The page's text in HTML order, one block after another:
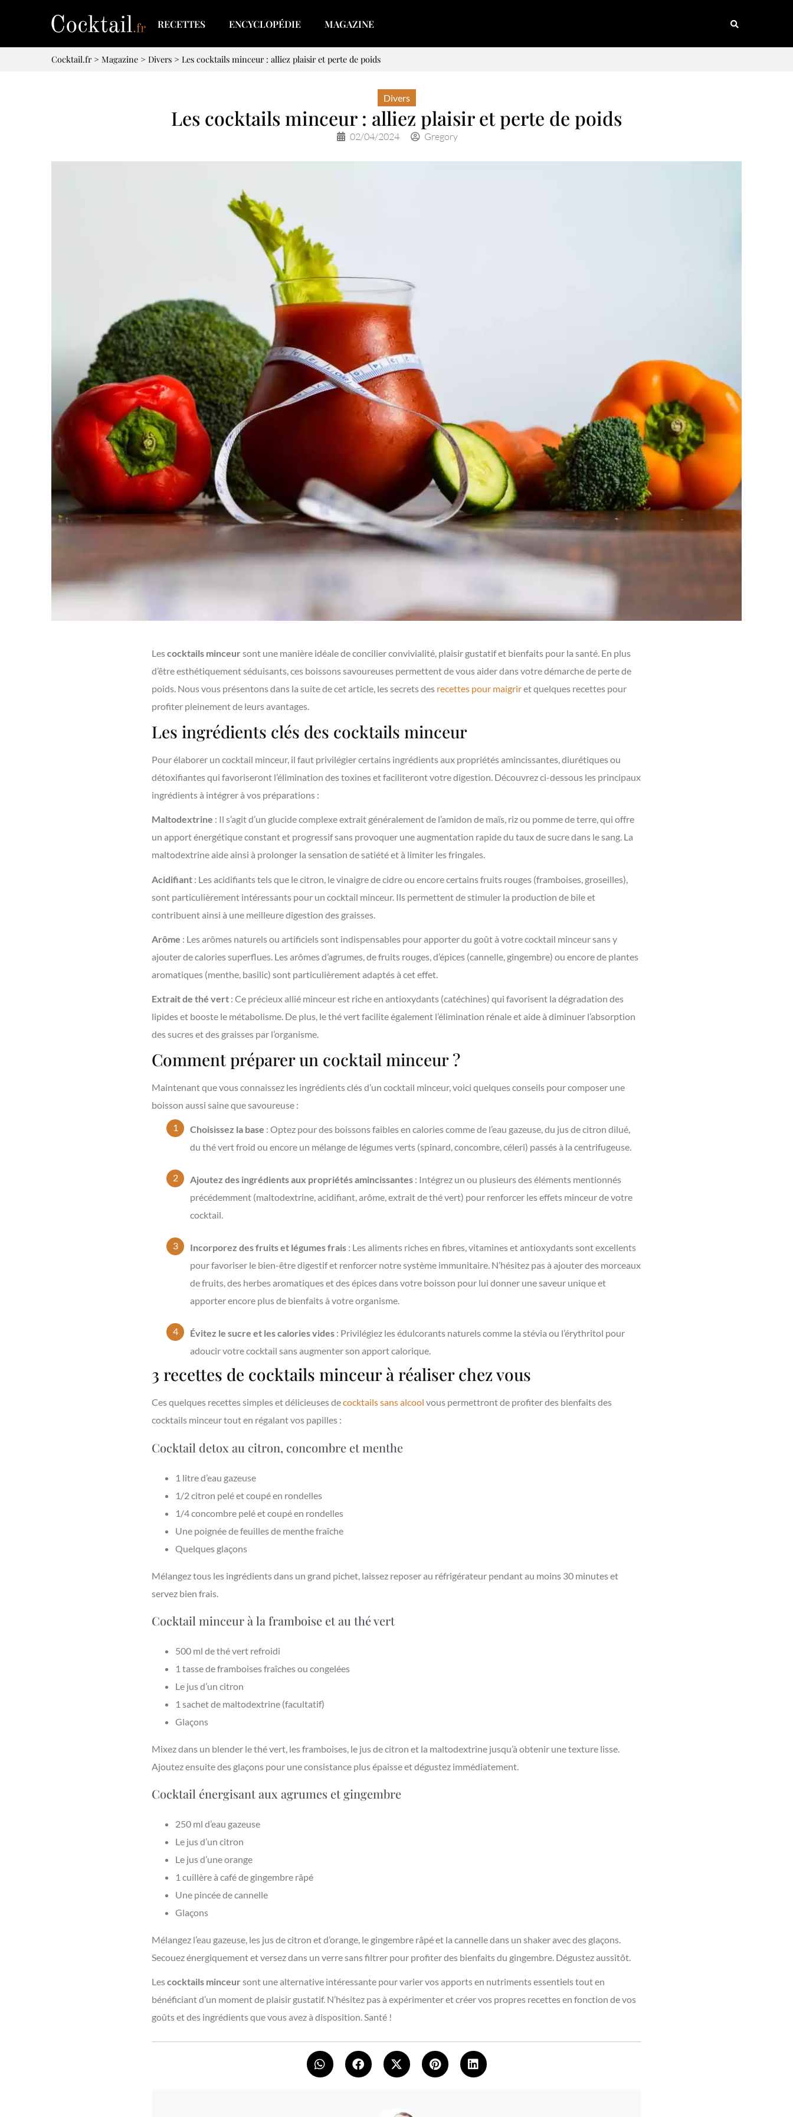
RECETTES ENCYCLOPÉDIE MAGAZINE
Cocktail.fr> Magazine > Divers > Les cocktails minceur : alliez plaisir et perte de poids
Divers
Les cocktails minceur : alliez plaisir et perte de poids
02/04/2024 Gregory
Lescocktails minceur sont une manière idéale de concilier convivialité, plaisir gustatif et bienfaits pour la santé. En plus
d’être esthétiquement séduisants, ces boissons savoureuses permettent de vous aider dans votre démarche de perte de
poids. Nous vous présentons dans la suite de cet article, les secrets des recettes pour maigriret quelques recettes pour
profiter pleinement de leurs avantages.
Les ingrédients clés des cocktails minceur
Pour élaborer un cocktail minceur, il faut privilégier certains ingrédients aux propriétés amincissantes, diurétiques ou
détoxifiantes qui favoriseront l’élimination des toxines et faciliteront votre digestion. Découvrez ci-dessous les principaux
ingrédients à intégrer à vos préparations :
Maltodextrine : Il s’agit d’un glucide complexe extrait généralement de l’amidon de maïs, riz ou pomme de terre, qui offre
un apport énergétique constant et progressif sans provoquer une augmentation rapide du taux de sucre dans le sang. La
maltodextrine aide ainsi à prolonger la sensation de satiété et à limiter les fringales.
Acidifiant : Les acidifiants tels que le citron, le vinaigre de cidre ou encore certains fruits rouges (framboises, groseilles),
sont particulièrement intéressants pour un cocktail minceur. Ils permettent de stimuler la production de bile et
contribuent ainsi à une meilleure digestion des graisses.
Arôme : Les arômes naturels ou artificiels sont indispensables pour apporter du goût à votre cocktail minceur sans y
ajouter de calories superflues. Les arômes d’agrumes, de fruits rouges, d’épices (cannelle, gingembre) ou encore de plantes
aromatiques (menthe, basilic) sont particulièrement adaptés à cet effet.
Extrait de thé vert : Ce précieux allié minceur est riche en antioxydants (catéchines) qui favorisent la dégradation des
lipides et booste le métabolisme. De plus, le thé vert facilite également l’élimination rénale et aide à diminuer l’absorption
des sucres et des graisses par l’organisme.
Comment préparer un cocktail minceur ?
Maintenant que vous connaissez les ingrédients clés d’un cocktail minceur, voici quelques conseils pour composer une
boisson aussi saine que savoureuse :
Choisissez la base : Optez pour des boissons faibles en calories comme de l’eau gazeuse, du jus de citron dilué,
du thé vert froid ou encore un mélange de légumes verts (spinard, concombre, céleri) passés à la centrifugeuse.
Ajoutez des ingrédients aux propriétés amincissantes : Intégrez un ou plusieurs des éléments mentionnés
précédemment (maltodextrine, acidifiant, arôme, extrait de thé vert) pour renforcer les effets minceur de votre
cocktail.
Incorporez des fruits et légumes frais : Les aliments riches en fibres, vitamines et antioxydants sont excellents
pour favoriser le bien-être digestif et renforcer notre système immunitaire. N’hésitez pas à ajouter des morceaux
de fruits, des herbes aromatiques et des épices dans votre boisson pour lui donner une saveur unique et
apporter encore plus de bienfaits à votre organisme.
Évitez le sucre et les calories vides : Privilégiez les édulcorants naturels comme la stévia ou l’érythritol pour
adoucir votre cocktail sans augmenter son apport calorique.
3 recettes de cocktails minceur à réaliser chez vous
Ces quelques recettes simples et délicieuses decocktails sans alcool vous permettront de profiter des bienfaits des
cocktails minceur tout en régalant vos papilles :
Cocktail detox au citron, concombre et menthe
1 litre d’eau gazeuse
1/2 citron pelé et coupé en rondelles
1/4 concombre pelé et coupé en rondelles
Une poignée de feuilles de menthe fraîche
Quelques glaçons
Mélangez tous les ingrédients dans un grand pichet, laissez reposer au réfrigérateur pendant au moins 30 minutes et
servez bien frais.
Cocktail minceur à la framboise et au thé vert
500 ml de thé vert refroidi
1 tasse de framboises fraîches ou congelées
Le jus d’un citron
1 sachet de maltodextrine (facultatif)
Glaçons
Mixez dans un blender le thé vert, les framboises, le jus de citron et la maltodextrine jusqu’à obtenir une texture lisse.
Ajoutez ensuite des glaçons pour une consistance plus épaisse et dégustez immédiatement.
Cocktail énergisant aux agrumes et gingembre
250 ml d’eau gazeuse
Le jus d’un citron
Le jus d’une orange
1 cuillère à café de gingembre râpé
Une pincée de cannelle
Glaçons
Mélangez l’eau gazeuse, les jus de citron et d’orange, le gingembre râpé et la cannelle dans un shaker avec des glaçons.
Secouez énergiquement et versez dans un verre sans filtrer pour profiter des bienfaits du gingembre. Dégustez aussitôt.
Lescocktails minceur sont une alternative intéressante pour varier vos apports en nutriments essentiels tout en
bénéficiant d’un moment de plaisir gustatif. N’hésitez pas à expérimenter et créer vos propres recettes en fonction de vos
goûts et des ingrédients que vous avez à disposition. Santé !